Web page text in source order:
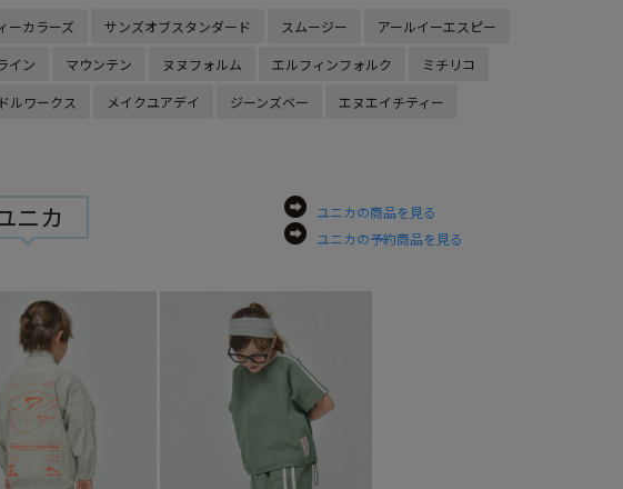
ーカラーズ サンズオブスタンダード スムージー
アールイーエスピー
イン マウンテン ヌヌフォルム エルフィンフォルク
ミチリコ
ルワークス メイクユアデイ ジーンズベー
エヌエイチティー
ニカ
ユニカの商品を見る
ユニカの予約商品を見る